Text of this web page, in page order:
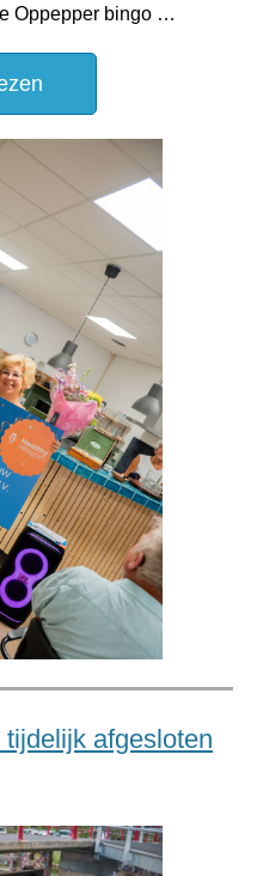
Oppepper bingo …
afgesloten